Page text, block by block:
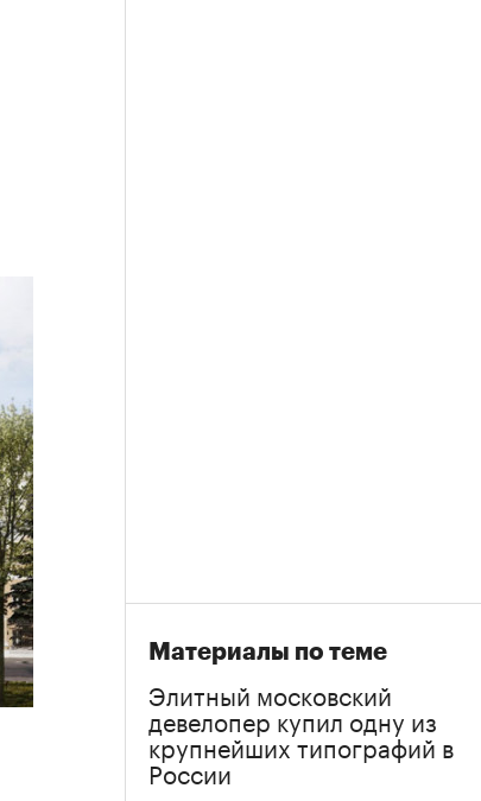
Материалы по теме
Элитный московский
девелопер купил одну из
крупнейших типографий в
России